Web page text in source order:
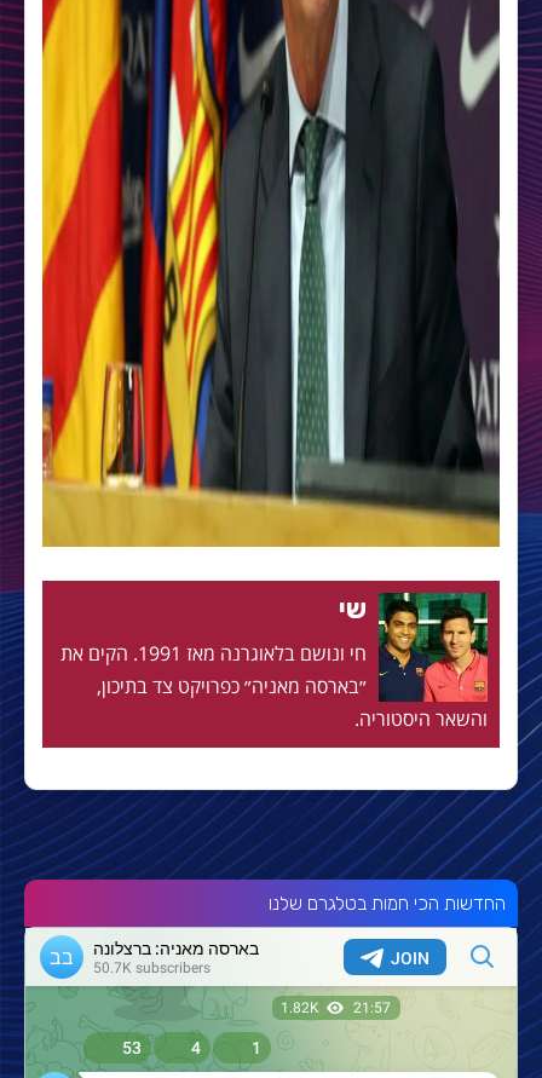
שי
חי ונושם בלאוגרנה מאז 1991. הקים את
״בארסה מאניה״ כפרויקט צד בתיכון,
והשאר היסטוריה.
החדשות הכי חמות בטלגרם שלנו